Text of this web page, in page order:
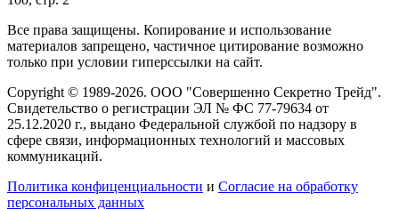
Все права защищены. Копирование и использование
материалов запрещено, частичное цитирование возможно
только при условии гиперссылки на сайт.
Copyright © 1989-2026. ООО "Совершенно Секретно Трейд".
Свидетельство о регистрации ЭЛ № ФС 77-79634 от
25.12.2020 г., выдано Федеральной службой по надзору в
сфере связи, информационных технологий и массовых
коммуникаций.
Политика конфиценциальности и Согласие на обработку
персональных данных